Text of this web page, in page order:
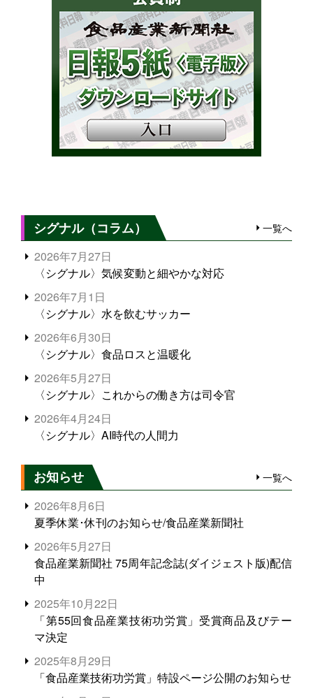
シグナル（コラム） 一覧へ
2026年7月27日
〈シグナル〉気候変動と細やかな対応
2026年7月1日
〈シグナル〉水を飲むサッカー
2026年6月30日
〈シグナル〉食品ロスと温暖化
2026年5月27日
〈シグナル〉これからの働き方は司令官
2026年4月24日
〈シグナル〉AI時代の人間力
お知らせ 一覧へ
2026年8月6日
夏季休業･休刊のお知らせ/食品産業新聞社
2026年5月27日
食品産業新聞社 75周年記念誌(ダイジェスト版)配信
中
2025年10月22日
「第55回食品産業技術功労賞」受賞商品及びテー
マ決定
2025年8月29日
「食品産業技術功労賞」特設ページ公開のお知らせ